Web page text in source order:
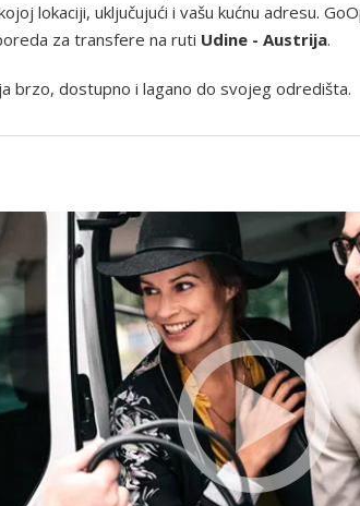
lokaciji, uključujući i vašu kućnu adresu.
za transfere na ruti Udine - Austrija.
brzo, dostupno i lagano do svojeg odredišta.